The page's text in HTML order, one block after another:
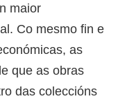
maior
Co mesmo fin e
as
que as obras
das coleccións